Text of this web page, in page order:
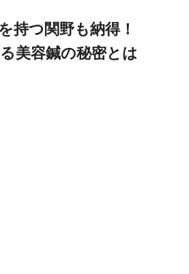
持つ関野も納得！
美容鍼の秘密とは